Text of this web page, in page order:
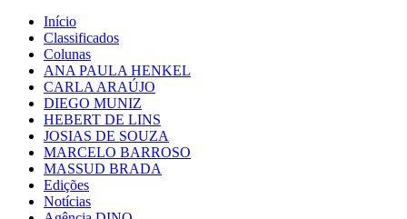
Início
Classificados
Colunas
ANA PAULA HENKEL
CARLA ARAÚJO
DIEGO MUNIZ
HEBERT DE LINS
JOSIAS DE SOUZA
MARCELO BARROSO
MASSUD BRADA
Edições
Notícias